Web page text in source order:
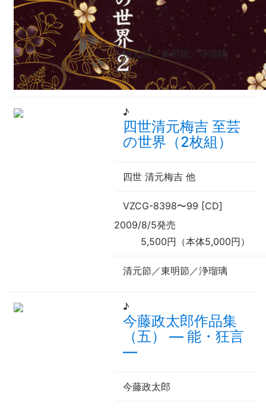
清元節／東明節／浄瑠璃
♪
四世清元梅吉 至芸
の世界（2枚組）
四世 清元梅吉 他
VZCG-8398〜99 [CD]
2009/8/5発売
5,500円（本体5,000円）
清元節／東明節／浄瑠璃
♪
今藤政太郎作品集
（五） — 能・狂言
—
今藤政太郎